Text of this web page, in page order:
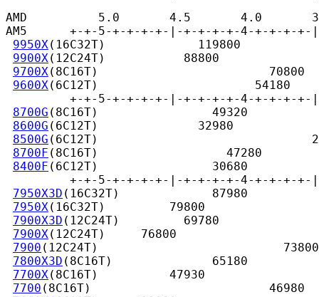
AMD          5.0       4.5       4.0
AM5      +-+-5-+-+-+-+-|-+-+-+-+-4-+-+-+-+-|-
9950X (16C32T)             119800
9900X (12C24T)           88800
9700X (8C16T)                        70800
9600X (6C12T)                      54180
+-+-5-+-+-+-+-|-+-+-+-+-4-+-+-+-
8700G (8C16T)                49320
8600G (6C12T)              32980
8500G (6C12T)
8700F (8C16T)                  47280
8400F (6C12T)                30680
+-+-5-+-+-+-+-|-+-+-+-+-4-+-+-+-
7950X3D (16C32T)             87980
7950X (16C32T)         79800
7900X3D (12C24T)         69780
7900X (12C24T)     76800
7900 (12C24T)                          73800
7800X3D (8C16T)              65180
7700X (8C16T)          47930
7700 (8C16T)                         46980